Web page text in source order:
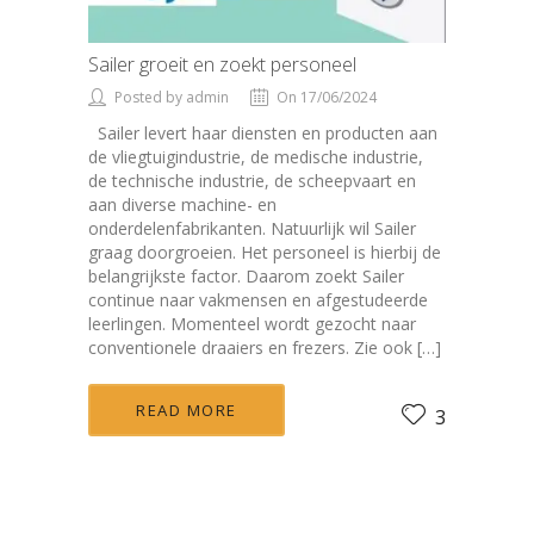
Sailer groeit en zoekt personeel
Posted by admin On 17/06/2024
Sailer levert haar diensten en producten aan
de vliegtuigindustrie, de medische industrie,
de technische industrie, de scheepvaart en
aan diverse machine- en
onderdelenfabrikanten. Natuurlijk wil Sailer
graag doorgroeien. Het personeel is hierbij de
belangrijkste factor. Daarom zoekt Sailer
continue naar vakmensen en afgestudeerde
leerlingen. Momenteel wordt gezocht naar
conventionele draaiers en frezers. Zie ook […]
READ MORE 3